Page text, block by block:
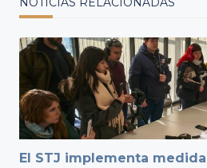
El STJ implementa